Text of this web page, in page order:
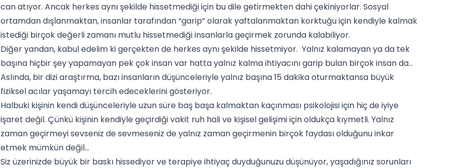
can atıyor. Ancak herkes aynı şekilde hissetmediği için bu dile getirmekten dahi çekiniyorlar. Sosyal
ortamdan dışlanmaktan, insanlar tarafından “garip” olarak yaftalanmaktan korktuğu için kendiyle kalmak
istediği birçok değerli zamanı mutlu hissetmediği insanlarla geçirmek zorunda kalabiliyor.
Diğer yandan, kabul edelim ki gerçekten de herkes aynı şekilde hissetmiyor. Yalnız kalamayan ya da tek
başına hiçbir şey yapamayan pek çok insan var hatta yalnız kalma ihtiyacını garip bulan birçok insan da...
Aslında, bir dizi araştırma, bazı insanların düşünceleriyle yalnız başına 15 dakika oturmaktansa büyük
fiziksel acılar yaşamayı tercih edeceklerini gösteriyor.
Halbuki kişinin kendi düşünceleriyle uzun süre baş başa kalmaktan kaçınması psikolojisi için hiç de iyiye
işaret değil. Çünkü kişinin kendiyle geçirdiği vakit ruh hali ve kişisel gelişimi için oldukça kıymetli. Yalnız
zaman geçirmeyi sevseniz de sevmeseniz de yalnız zaman geçirmenin birçok faydası olduğunu inkar
etmek mümkün değil…
Siz üzerinizde büyük bir baskı hissediyor ve terapiye ihtiyaç duyduğunuzu düşünüyor, yaşadığınız sorunları